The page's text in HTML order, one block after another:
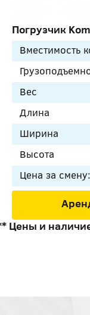
Погрузчик
Вместимость
Вес
Длина
Ширина
Высота
Цена за смену:
Цены и